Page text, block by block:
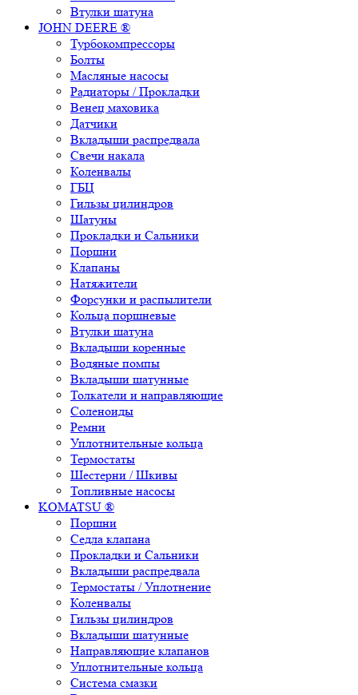
Втулки шатуна
JOHN DEERE ®
Турбокомпрессоры
Болты
Масляные насосы
Радиаторы / Прокладки
Венец маховика
Датчики
Вкладыши распредвала
Свечи накала
Коленвалы
ГБЦ
Гильзы цилиндров
Шатуны
Прокладки и Сальники
Поршни
Клапаны
Натяжители
Форсунки и распылители
Кольца поршневые
Втулки шатуна
Вкладыши коренные
Водяные помпы
Вкладыши шатунные
Толкатели и направляющие
Соленоиды
Ремни
Уплотнительные кольца
Термостаты
Шестерни / Шкивы
Топливные насосы
KOMATSU ®
Поршни
Седла клапана
Прокладки и Сальники
Вкладыши распредвала
Термостаты / Уплотнение
Коленвалы
Гильзы цилиндров
Вкладыши шатунные
Направляющие клапанов
Уплотнительные кольца
Система смазки